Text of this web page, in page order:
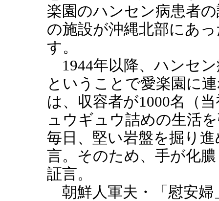
楽園のハンセン病患者
の施設が沖縄北部にあ
す。
1944年以降、ハンセ
ということで愛楽園に
は、収容者が1000名（
ュウギュウ詰めの生活
毎日、堅い岩盤を掘り
言。そのため、手が化
証言。
朝鮮人軍夫・「慰安婦